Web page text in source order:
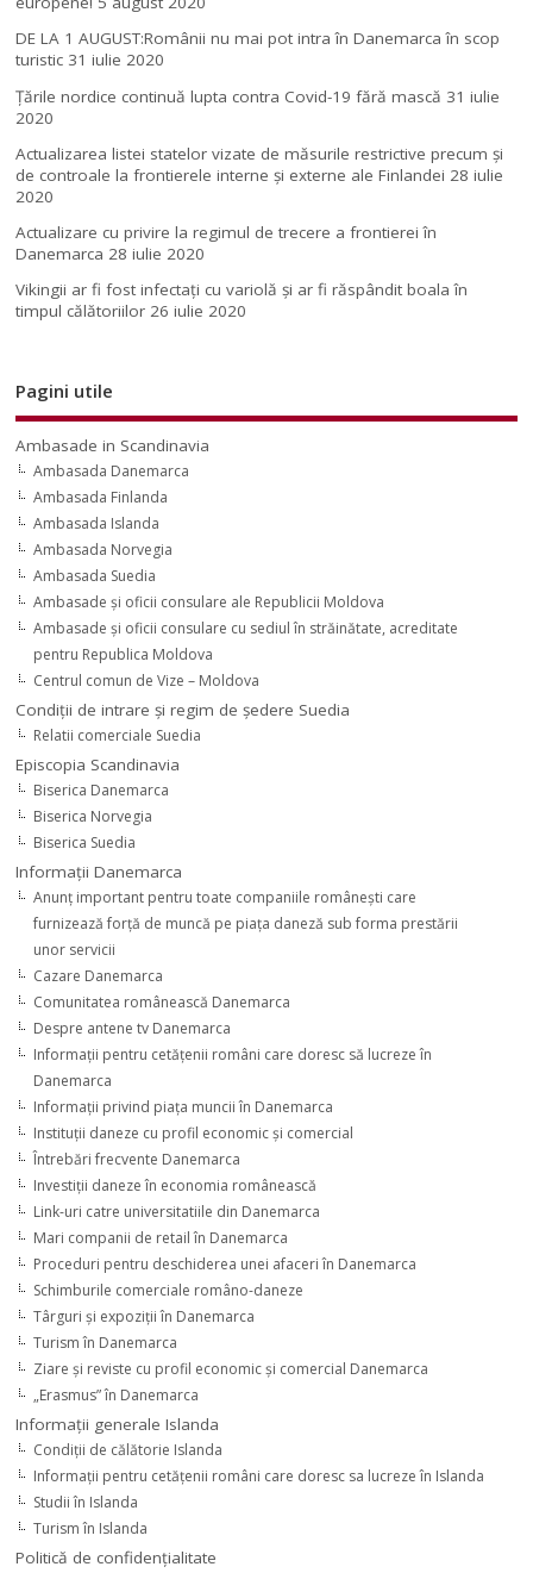
DE LA 1 AUGUST:Românii nu mai pot intra în Danemarca în scop
turistic 31 iulie 2020
Țările nordice continuă lupta contra Covid-19 fără mască 31 iulie
2020
Actualizarea listei statelor vizate de măsurile restrictive precum și
de controale la frontierele interne și externe ale Finlandei 28 iulie
2020
Actualizare cu privire la regimul de trecere a frontierei în
Danemarca 28 iulie 2020
Vikingii ar fi fost infectaţi cu variolă şi ar fi răspândit boala în
timpul călătoriilor 26 iulie 2020
Pagini utile
Ambasade in Scandinavia
Ambasada Danemarca
Ambasada Finlanda
Ambasada Islanda
Ambasada Norvegia
Ambasada Suedia
Ambasade şi oficii consulare ale Republicii Moldova
Ambasade şi oficii consulare cu sediul în străinătate, acreditate
pentru Republica Moldova
Centrul comun de Vize – Moldova
Condiţii de intrare şi regim de şedere Suedia
Relatii comerciale Suedia
Episcopia Scandinavia
Biserica Danemarca
Biserica Norvegia
Biserica Suedia
Informaţii Danemarca
Anunţ important pentru toate companiile româneşti care
furnizează forţă de muncă pe piaţa daneză sub forma prestării
unor servicii
Cazare Danemarca
Comunitatea românească Danemarca
Despre antene tv Danemarca
Informaţii pentru cetăţenii români care doresc să lucreze în
Danemarca
Informaţii privind piaţa muncii în Danemarca
Instituţii daneze cu profil economic şi comercial
Întrebări frecvente Danemarca
Investiţii daneze în economia românească
Link-uri catre universitatiile din Danemarca
Mari companii de retail în Danemarca
Proceduri pentru deschiderea unei afaceri în Danemarca
Schimburile comerciale româno-daneze
Târguri şi expoziţii în Danemarca
Turism în Danemarca
Ziare şi reviste cu profil economic şi comercial Danemarca
„Erasmus” în Danemarca
Informaţii generale Islanda
Condiţii de călătorie Islanda
Informaţii pentru cetăţenii români care doresc sa lucreze în Islanda
Studii în Islanda
Turism în Islanda
Politică de confidențialitate